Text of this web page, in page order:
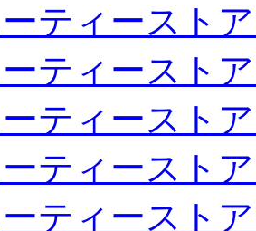
ティースト
ティースト
ティースト
ティースト
ティースト